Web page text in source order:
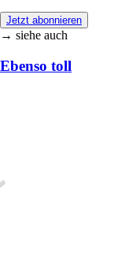
Jetzt abonnieren
→ siehe auch
Ebenso toll